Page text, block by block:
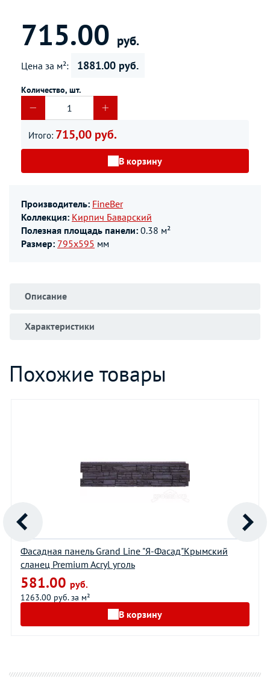
715.00 руб.
Цена за м²: 1881.00 руб.
Количество, шт.
Итого: 715,00 руб.
В корзину
Производитель: FineBer
Коллекция: Кирпич Баварский
Полезная площадь панели: 0.38 м²
Размер: 795х595 мм
Описание
Характеристики
Похожие товары
Фасадная панель Grand Line "Я-Фасад"Крымский
сланец Premium Acryl уголь
581.00 руб.
1263.00 руб. за м²
В корзину